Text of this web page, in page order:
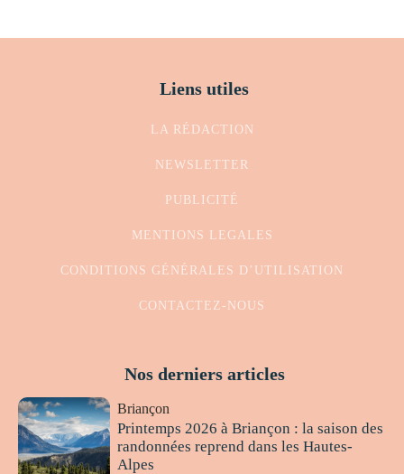
Liens utiles
LA RÉDACTION
NEWSLETTER
PUBLICITÉ
MENTIONS LEGALES
CONDITIONS GÉNÉRALES D’UTILISATION
CONTACTEZ-NOUS
Nos derniers articles
Briançon
Printemps 2026 à Briançon : la saison des
randonnées reprend dans les Hautes-
Alpes